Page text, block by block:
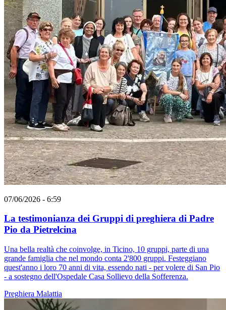
07/06/2026 - 6:59
La testimonianza dei Gruppi di preghiera di Padre
Pio da Pietrelcina
Una bella realtà che coinvolge, in Ticino, 10 gruppi, parte di una
grande famiglia che nel mondo conta 2'800 gruppi. Festeggiano
quest'anno i loro 70 anni di vita, essendo nati - per volere di San Pio
- a sostegno dell'Ospedale Casa Sollievo della Sofferenza.
Preghiera Malattia